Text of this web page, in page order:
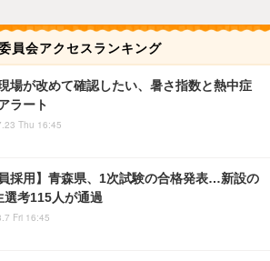
員会アクセスランキング
場が改めて確認したい、暑さ指数と熱中症
ラート
Thu 16:45
員採用】青森県、1次試験の合格発表…新設の
選考115人が通過
Fri 16:45